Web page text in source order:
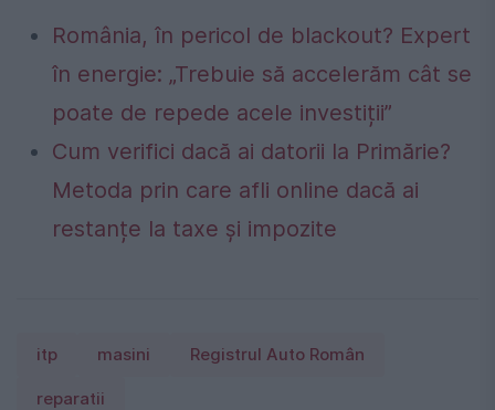
România, în pericol de blackout? Expert
în energie: „Trebuie să accelerăm cât se
poate de repede acele investiții”
Cum verifici dacă ai datorii la Primărie?
Metoda prin care afli online dacă ai
restanțe la taxe și impozite
itp masini Registrul Auto Român
reparatii